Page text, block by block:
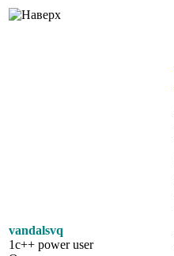
vandalsvq
1c++ power user